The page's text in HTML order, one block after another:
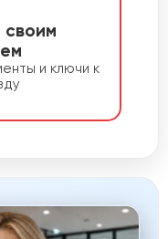
и ключи к